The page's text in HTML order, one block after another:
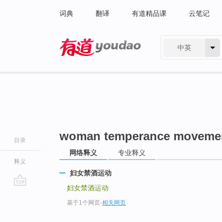
词典 翻译 有道精品课 云笔记
中英
目录
释义
woman temperance
网络释义 专业释义
妇女禁酒运动
妇女禁酒运动
基于1个网页-相关网页